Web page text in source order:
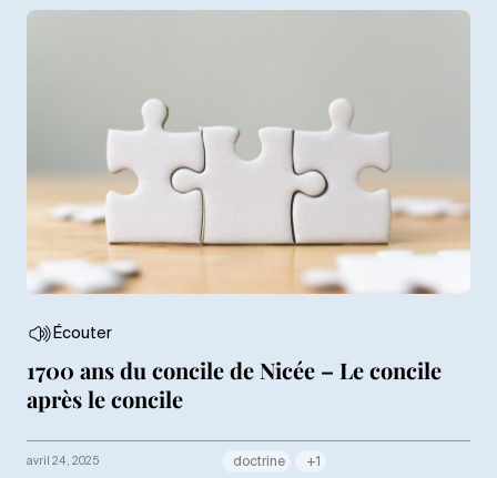
Écouter
1700 ans du concile de Nicée – Le concile
après le concile
avril 24, 2025 doctrine +1